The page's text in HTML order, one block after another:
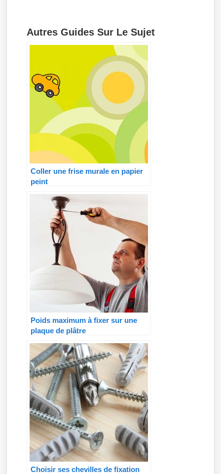
Autres Guides Sur Le Sujet
Coller une frise murale en papier
peint
Poids maximum à fixer sur une
plaque de plâtre
Choisir ses chevilles de fixation